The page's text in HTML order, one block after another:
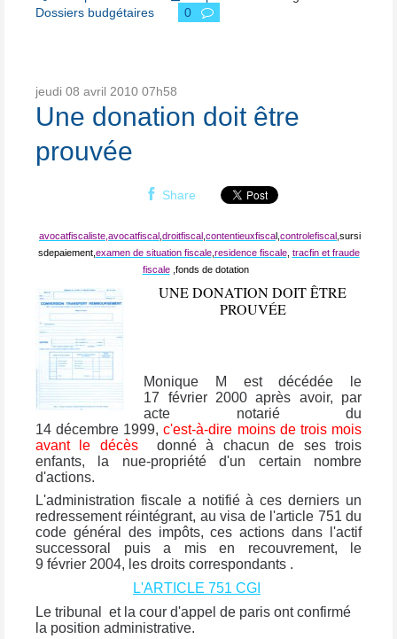
Dossiers budgétaires
0
jeudi 08 avril 2010 07h58
Une donation doit être
prouvée
Share
avocatfiscaliste, avocatfiscal droitfiscal contentieuxfiscal, controlefiscal ,sursi
sdepaiement, examen de situation fiscale, residence fiscale, tracfin et fraude
fiscale,fonds de dotation
UNE DONATION DOIT ÊTRE
PROUVÉE
Monique M est décédée le
17 février 2000 après avoir, par
acte notarié du
14 décembre 1999,c'est-à-dire moins de trois mois
avant le décès
donné à chacun de ses trois
enfants, la nue-propriété d'un certain nombre
d'actions.
L'administration fiscale a notifié à ces derniers un
redressement réintégrant, au visa de l'article 751 du
code général des impôts, ces actions dans l'actif
successoral puis a mis en recouvrement, le
9 février 2004, les droits correspondants .
L'ARTICLE 751 CGI
Le tribunal et la cour d'appel de paris ont confirmé
la position administrative.